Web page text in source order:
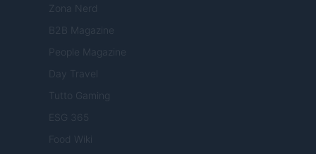
Zona Nerd
B2B Magazine
People Magazine
Day Travel
Tutto Gaming
ESG 365
Food Wiki